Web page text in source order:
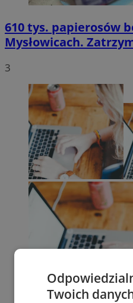
610 tys. papierosów
Mysłowicach.
3
Twoich